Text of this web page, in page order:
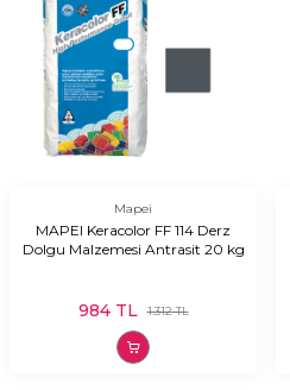
Mapei
MAPEI Keracolor FF 114 Derz
Dolgu Malzemesi Antrasit 20 kg
1.312TL
984TL